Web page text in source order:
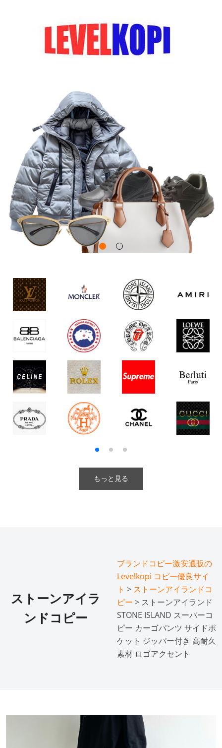
もっと見る
ストーンアイラ
ンドコピー
ブランドコピー激安通販の
Levelkopi コピー優良サイ
ト > ストーンアイランドコ
ピー > ストーンアイランド
STONE ISLAND スーパーコ
ピー カーゴパンツ サイドポ
ケット ジッパー付き 高耐久
素材 ロゴアクセント